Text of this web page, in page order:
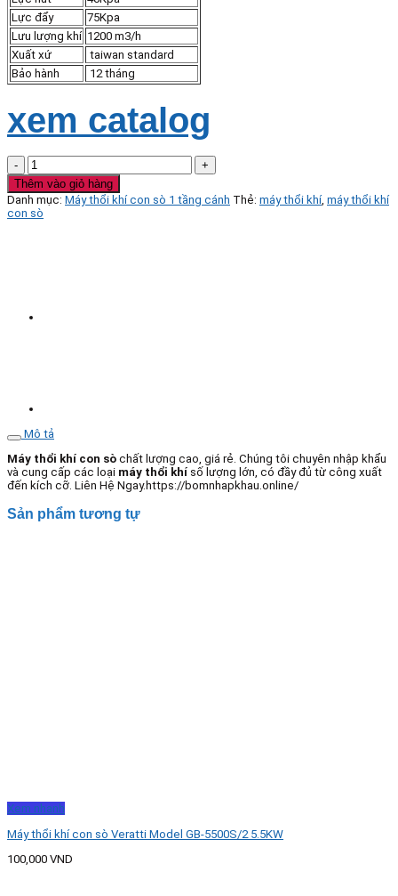
Lực đẩy
75Kpa
Lưu lượng khí 1200 m3/h
Xuất xứ
taiwan standard
Bảo hành
12 tháng
xem catalog
Máy
thổi
khí
con
sò
Thêm vào giỏ hàng
Danh mục: Máy thổi khí con sò 1 tầng cánh Thẻ: máy thổi khí, máy thổi khí
con sò
Mô tả
Máy thổi khí con sò chất lượng cao, giá rẻ. Chúng tôi chuyên nhập khẩu
và cung cấp các loại máy thổi khí số lượng lớn, có đầy đủ từ công xuất
đến kích cỡ. Liên Hệ Ngay.https://bomnhapkhau.online/
Sản phẩm tương tự
Xem nhanh
Máy thổi khí con sò Veratti Model GB-5500S/2 5.5KW
100,000 VND